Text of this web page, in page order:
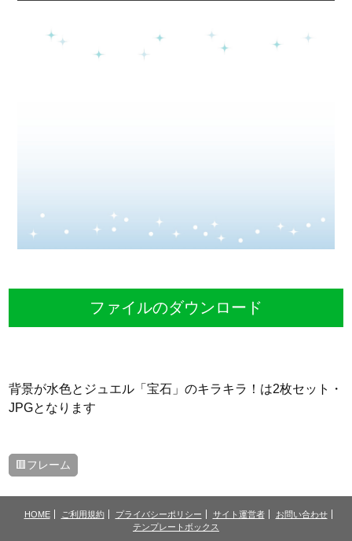
ファイルのダウンロード
背景が水色とジュエル「宝石」のキラキラ！は2枚セット・
JPGとなります
🟥フレーム
HOME ご利用規約 プライバシーポリシー サイト運営者
お問い合わせ
テンプレートボックス